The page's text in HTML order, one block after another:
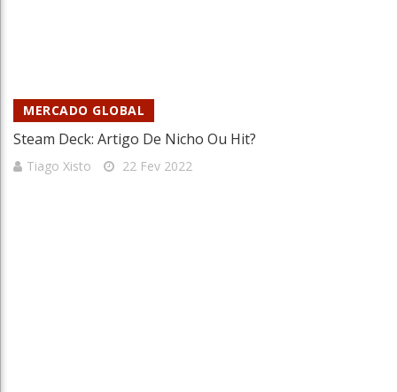
MERCADO GLOBAL
Steam Deck: Artigo De Nicho Ou Hit?
Tiago Xisto 22 Fev 2022